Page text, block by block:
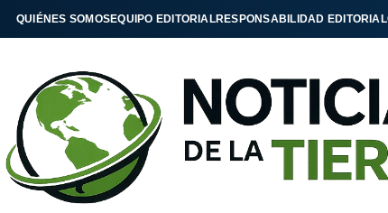
QUIÉNES SOMOSEQUIPO EDITORIALRESPONSABILIDAD EDITORIAL